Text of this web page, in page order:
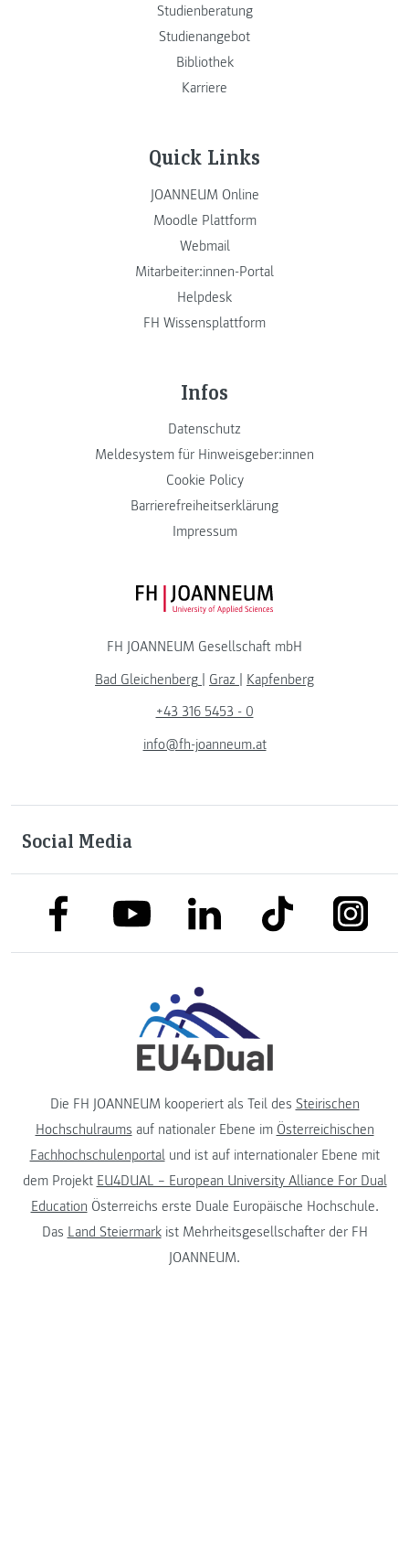
Studienberatung
Studienangebot
Bibliothek
Karriere
Quick Links
JOANNEUM Online
Moodle Plattform
Webmail
Mitarbeiter:innen-Portal
Helpdesk
FH Wissensplattform
Infos
Datenschutz
Meldesystem für Hinweisgeber:innen
Cookie Policy
Barrierefreiheitserklärung
Impressum
FH JOANNEUM Logo
FH JOANNEUM Gesellschaft mbH
Bad Gleichenberg | Graz | Kapfenberg
+43 316 5453 - 0
info@fh-joanneum.at
Social Media
link to facebooklink to youtubelink to linkedinlink to tiktok link to
Die FH JOANNEUM kooperiert als Teil des Steirischen
Hochschulraums auf nationaler Ebene im Österreichischen
Fachhochschulenportalund ist auf internationaler Ebene mit
dem Projekt EU4DUAL – European University Alliance For Dual
Education Österreichs erste Duale Europäische Hochschule.
Das Land Steiermarkist Mehrheitsgesellschafter der FH
JOANNEUM.